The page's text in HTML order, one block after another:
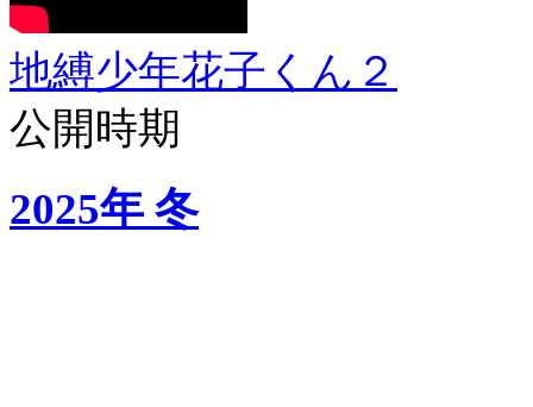
地縛少年花子くん２
公開時期
2025年 冬